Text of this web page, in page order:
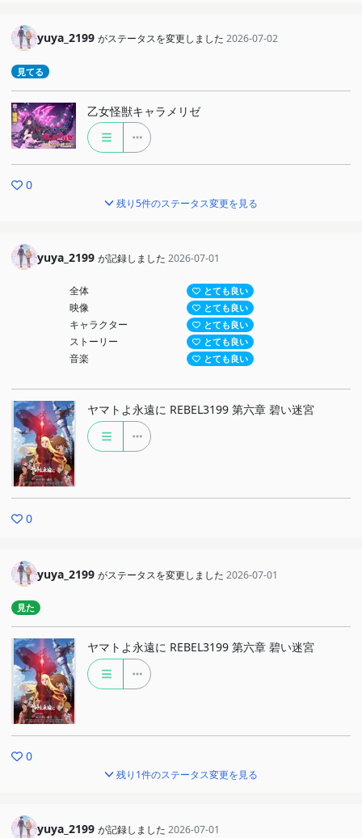
yuya_2199 がステータスを変更しました 2026-07-02
見てる
乙女怪獣キャラメリゼ
0
残り5件のステータス変更を見る
yuya_2199 が記録しました 2026-07-01
全体 とても良い
映像 とても良い
キャラクター とても良い
ストーリー とても良い
音楽 とても良い
ヤマトよ永遠に REBEL3199 第六章 碧い迷宮
0
yuya_2199 がステータスを変更しました 2026-07-01
見た
ヤマトよ永遠に REBEL3199 第六章 碧い迷宮
0
残り1件のステータス変更を見る
yuya_2199 が記録しました 2026-07-01